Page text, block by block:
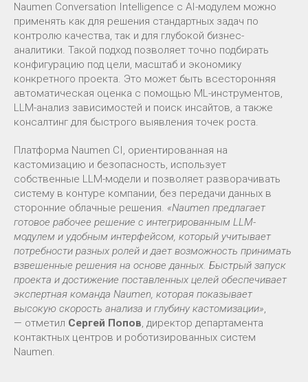
Naumen Conversation Intelligence с AI-модулем можно
применять как для решения стандартных задач по
контролю качества, так и для глубокой бизнес-
аналитики. Такой подход позволяет точно подбирать
конфигурацию под цели, масштаб и экономику
конкретного проекта. Это может быть всесторонняя
автоматическая оценка с помощью ML-инструментов,
LLM-анализ зависимостей и поиск инсайтов, а также
консалтинг для быстрого выявления точек роста.
Платформа Naumen CI, ориентированная на
кастомизацию и безопасность, использует
собственные LLM-модели и позволяет разворачивать
систему в контуре компании, без передачи данных в
сторонние облачные решения. «Naumen предлагает
готовое рабочее решение с интегрированным LLM-
модулем и удобным интерфейсом, который учитывает
потребности разных ролей и дает возможность принимать
взвешенные решения на основе данных. Быстрый запуск
проекта и достижение поставленных целей обеспечивает
экспертная команда Naumen, которая показывает
высокую скорость анализа и глубину кастомизации»
— отметил Сергей Попов , директор департамента
контактных центров и роботизированных систем
Naumen.